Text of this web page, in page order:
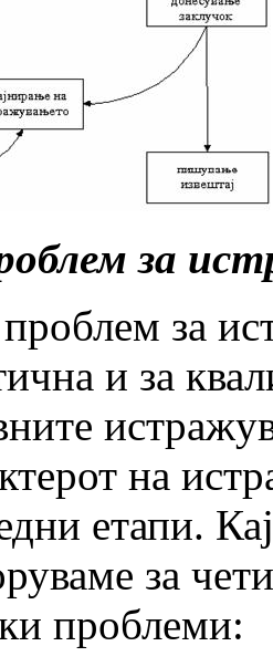
за
за
и за
на
етапи.
за
проблеми: